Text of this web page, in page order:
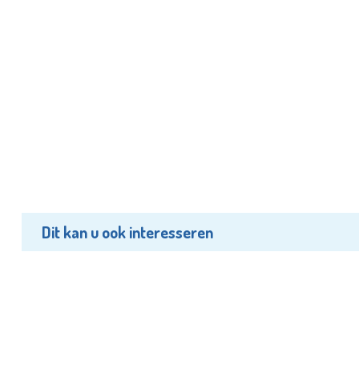
Dit kan u ook interesseren